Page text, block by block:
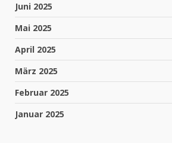
Juni 2025
Mai 2025
April 2025
März 2025
Februar 2025
Januar 2025